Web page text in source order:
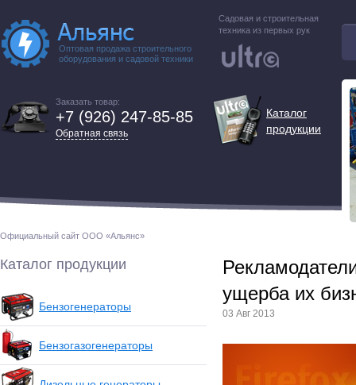
Оптовая продажа строительного
оборудования и садовой техники
Садовая и строительная
техника из первых рук
Заказать товар:
+7 (926) 247-85-85
Обратная связь
Каталог
продукции
Официальный сайт ООО «Альянс»
Каталог продукции
Бензогенераторы
Бензогазогенераторы
ущерба их
03 Авг 2013